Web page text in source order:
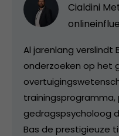
Cialdini
Al jarenlang verslindt
onderzoeken op het
trainingsprogramma,
gedragspsycholoog
Bas de prestigieuze